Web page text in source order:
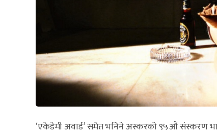
‘एकेडेमी अवार्ड’ समेत भनिने अस्करको ९५औं संस्करण